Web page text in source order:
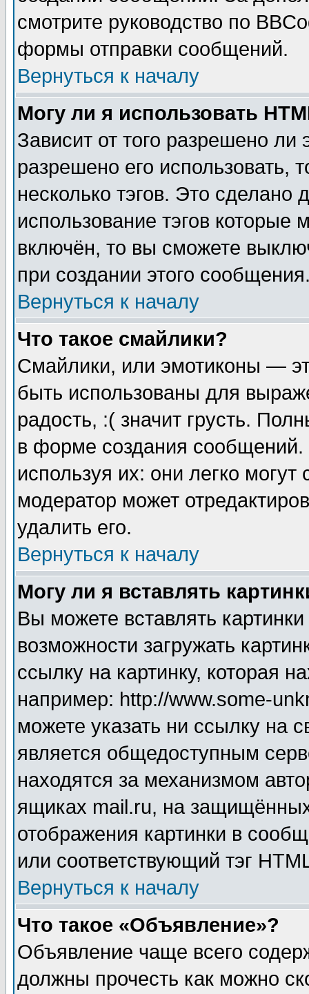
смотрите руководство по
формы отправки сообщений.
Вернуться к началу
Могу ли я использовать
Зависит от того разрешено
разрешено его использовать,
несколько тэгов. Это сделано
использование тэгов
включён, то вы сможете
при создании этого
Вернуться к началу
Что такое смайлики?
Смайлики, или эмотиконы —
быть использованы для
радость, :( значит грусть.
в форме создания сообщений.
используя их: они легко
модератор может
удалить его.
Вернуться к началу
Могу ли я вставлять
Вы можете вставлять
возможности загружать
ссылку на картинку, которая
например: http://www.some-
можете указать ни ссылку на
является общедоступным
находятся за механизмом
ящиках mail.ru, на
отображения картинки в
или соответствующий тэг
Вернуться к началу
Что такое «Объявление»?
Объявление чаще всего
должны прочесть как можно